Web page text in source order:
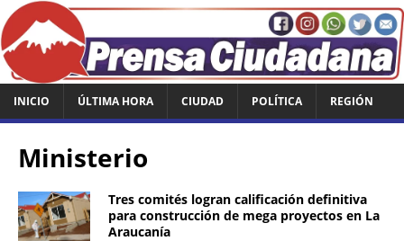
INICIO ÚLTIMA HORA CIUDAD POLÍTICA REGIÓN
Ministerio
Tres comités logran calificación definitiva
para construcción de mega proyectos en La
Araucanía